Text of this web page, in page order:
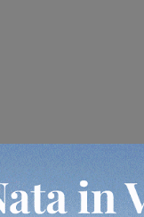
con “giallo” finale: alle
fantasma che